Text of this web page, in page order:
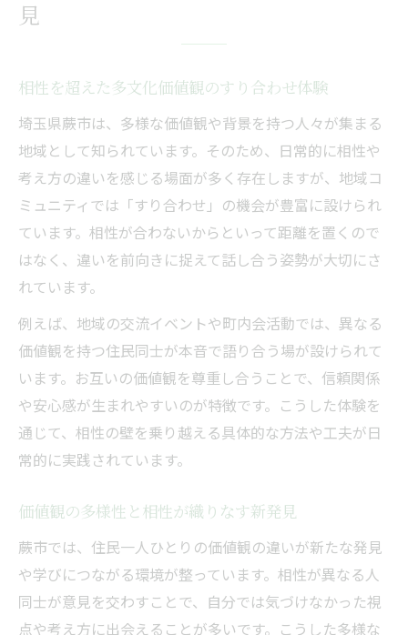
見
相性を超えた多文化価値観のすり合わせ体験
埼玉県蕨市は、多様な価値観や背景を持つ人々が集まる
地域として知られています。そのため、日常的に相性や
考え方の違いを感じる場面が多く存在しますが、地域コ
ミュニティでは「すり合わせ」の機会が豊富に設けられ
ています。相性が合わないからといって距離を置くので
はなく、違いを前向きに捉えて話し合う姿勢が大切にさ
れています。
例えば、地域の交流イベントや町内会活動では、異なる
価値観を持つ住民同士が本音で語り合う場が設けられて
います。お互いの価値観を尊重し合うことで、信頼関係
や安心感が生まれやすいのが特徴です。こうした体験を
通じて、相性の壁を乗り越える具体的な方法や工夫が日
常的に実践されています。
価値観の多様性と相性が織りなす新発見
蕨市では、住民一人ひとりの価値観の違いが新たな発見
や学びにつながる環境が整っています。相性が異なる人
同士が意見を交わすことで、自分では気づけなかった視
点や考え方に出会えることが多いです。こうした多様な